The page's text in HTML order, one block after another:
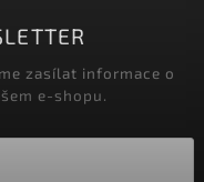
zasílat informace o
e-shopu.